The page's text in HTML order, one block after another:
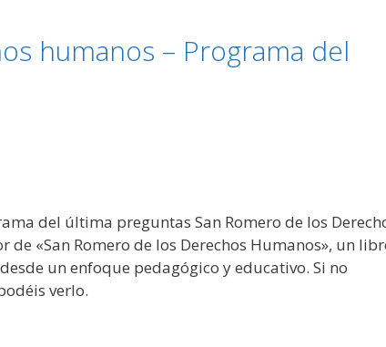
humanos – Programa del
del última preguntas San Romero de los
«San Romero de los Derechos Humanos», un
un enfoque pedagógico y educativo. Si no
verlo.